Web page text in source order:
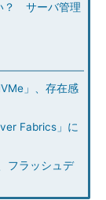
？ サーバ管理
」、存在感
Fabrics」に
フラッシュデ